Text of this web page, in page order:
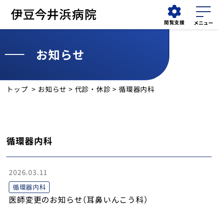
閲覧支援
WEB
外来
担当医表
診療部門
健診・人間ドック
お知らせ
トップ > お知らせ > 代診・休診> 循環器内科
循環器内科
2026.03.11
循環器内科
医師変更のお知らせ（耳鼻いんこう科）